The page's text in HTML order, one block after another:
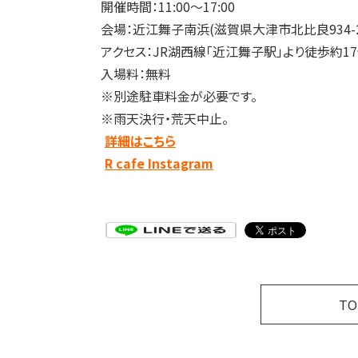
開催時間：11:00～17:00
会場：近江舞子南浜(滋賀県大津市北比良
アクセス：JR湖西線「近江舞子駅」より徒歩約
入場料：無料
※別途駐車料金が必要です。
※雨天決行・荒天中止。
詳細はこちら
R cafe Instagram